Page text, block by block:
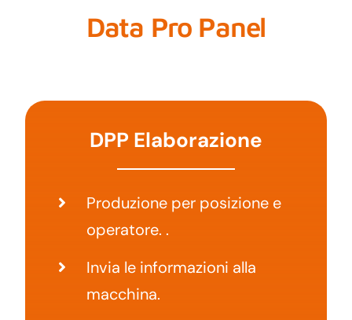
Data Pro Panel
DPP Elaborazione
Produzione per posizione e
operatore. .
Invia le informazioni alla
macchina.